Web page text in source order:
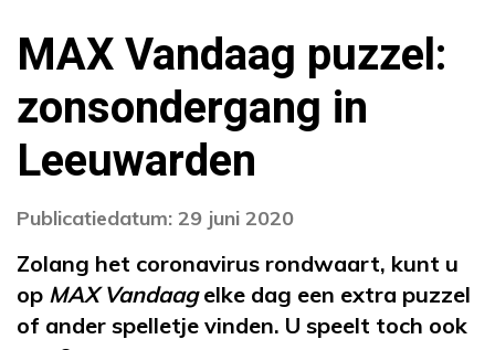
MAX Vandaag puzzel:
zonsondergang in
Leeuwarden
Publicatiedatum: 29 juni 2020
Zolang het coronavirus rondwaart, kunt u
op MAX Vandaagelke dag een extra puzzel
of ander spelletje vinden. U speelt toch ook